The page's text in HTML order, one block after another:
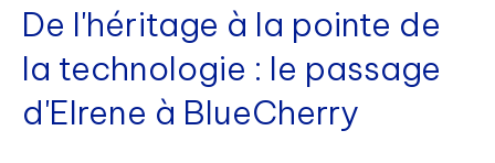
De l'héritage à la pointe de
la technologie : le passage
d'Elrene à BlueCherry